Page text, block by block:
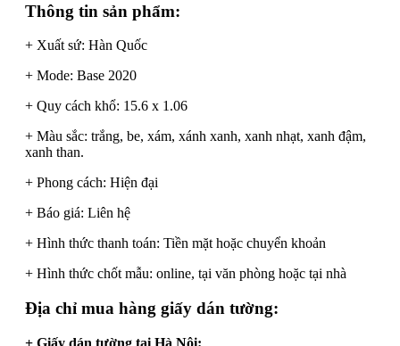
Thông tin sản phẩm:
+ Xuất sứ: Hàn Quốc
+ Mode: Base 2020
+ Quy cách khổ: 15.6 x 1.06
+ Màu sắc: trắng, be, xám, xánh xanh, xanh nhạt, xanh đậm,
xanh than.
+ Phong cách: Hiện đại
+ Báo giá: Liên hệ
+ Hình thức thanh toán: Tiền mặt hoặc chuyển khoản
+ Hình thức chốt mẫu: online, tại văn phòng hoặc tại nhà
Địa chỉ mua hàng giấy dán tường:
+ Giấy dán tường tại Hà Nội: